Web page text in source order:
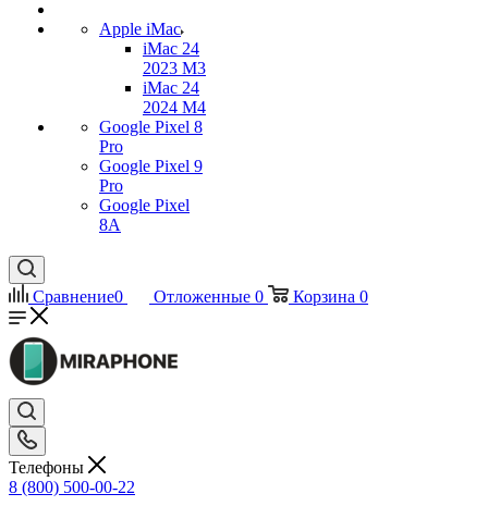
Apple iMac
iMac 24
2023 M3
iMac 24
2024 M4
Google Pixel 8
Pro
Google Pixel 9
Pro
Google Pixel
8A
Сравнение0 Отложенные 0 Корзина 0
Телефоны
8 (800) 500-00-22